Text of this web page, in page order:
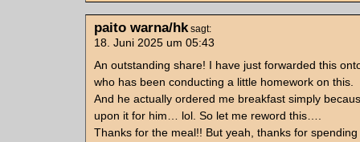
paito warna/hk sagt:
18. Juni 2025 um 05:43
An outstanding share! I have just forwarded this
who has been conducting a little homework on this.
And he actually ordered me breakfast simply
upon it for him… lol. So let me reword this….
Thanks for the meal!! But yeah, thanks for